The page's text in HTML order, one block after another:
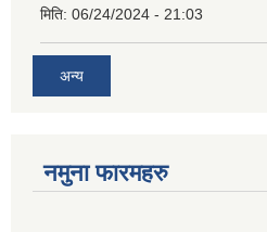
मिति: 06/24/2024 - 21:03
अन्य
नमुना फारमहरु